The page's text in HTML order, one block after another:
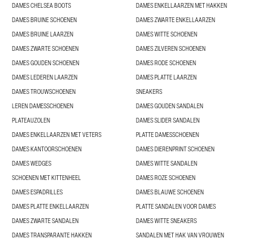
DAMES CHELSEA BOOTS
DAMES ENKELLAARZEN MET HAKKEN
DAMES BRUINE SCHOENEN
DAMES ZWARTE ENKELLAARZEN
DAMES BRUINE LAARZEN
DAMES WITTE SCHOENEN
DAMES ZWARTE SCHOENEN
DAMES ZILVEREN SCHOENEN
DAMES GOUDEN SCHOENEN
DAMES RODE SCHOENEN
DAMES LEDEREN LAARZEN
DAMES PLATTE LAARZEN
DAMES TROUWSCHOENEN
SNEAKERS
LEREN DAMESSCHOENEN
DAMES GOUDEN SANDALEN
PLATEAUZOLEN
DAMES SLIDER SANDALEN
DAMES ENKELLAARZEN MET VETERS
PLATTE DAMESSCHOENEN
DAMES KANTOORSCHOENEN
DAMES DIERENPRINT SCHOENEN
DAMES WEDGES
DAMES WITTE SANDALEN
SCHOENEN MET KITTENHEEL
DAMES ROZE SCHOENEN
DAMES ESPADRILLES
DAMES BLAUWE SCHOENEN
DAMES PLATTE ENKELLAARZEN
PLATTE SANDALEN VOOR DAMES
DAMES ZWARTE SANDALEN
DAMES WITTE SNEAKERS
DAMES TRANSPARANTE HAKKEN
SANDALEN MET HAK VAN VROUWEN